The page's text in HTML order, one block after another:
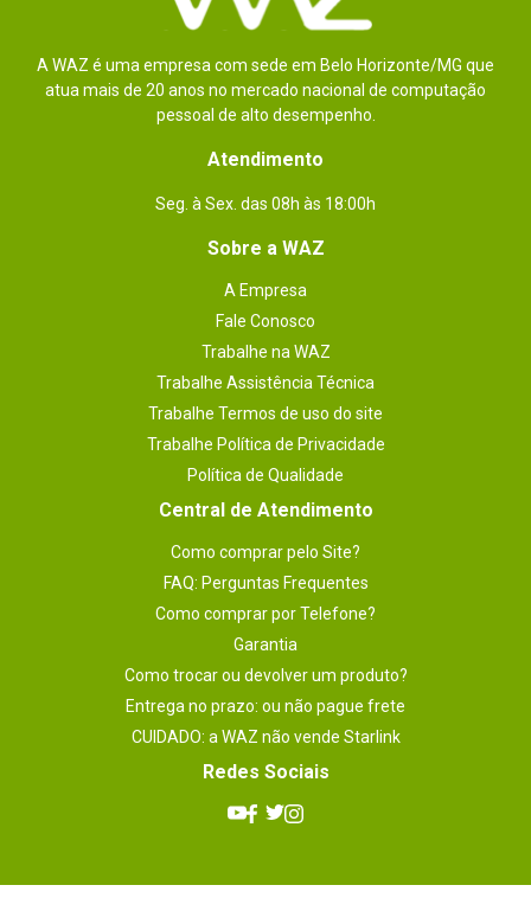
Não
USB
Portas USB Traseiras (Total 6 )
2 x porta(s) USB 3.2 Gen 2 (2 x Tipo-A)
2 x porta(s) USB 3.2 Gen 1 (2 x Tipo-A)
Portas USB Frontais (Total 8 )
4 x porta(s) USB 2.0
30.5 cm por 23.4 cm
128 Mb Flash ROM, UEFI AMI BIOS
A WAZ é uma empresa com sede em Belo Horizonte/MG que
atua mais de 20 anos no mercado nacional de computação
pessoal de alto desempenho.
Atendimento
Seg. à Sex. das 08h às 18:00h
Sobre a WAZ
A Empresa
Fale Conosco
Trabalhe na WAZ
Trabalhe Assistência Técnica
Trabalhe Termos de uso do site
Trabalhe Política de Privacidade
Política de Qualidade
Central de Atendimento
Como comprar pelo Site?
FAQ: Perguntas Frequentes
Como comprar por Telefone?
Garantia
Como trocar ou devolver um produto?
Entrega no prazo: ou não pague frete
CUIDADO: a WAZ não vende Starlink
Redes Sociais